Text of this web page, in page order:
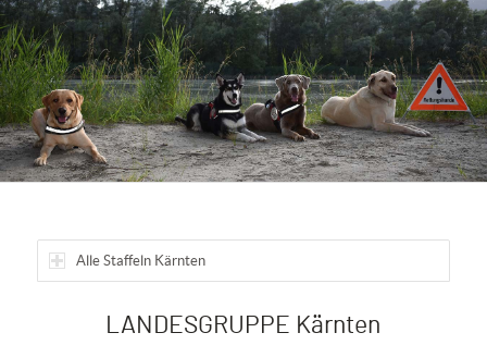
Alle Staffeln Kärnten
LANDESGRUPPE Kärnten